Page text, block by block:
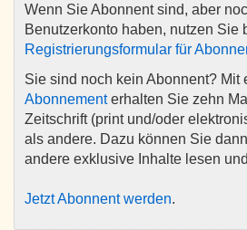
Wenn Sie Abonnent sind, aber
Benutzerkonto haben, nutzen Sie
Registrierungsformular für
Sie sind noch kein Abonnent? Mit
Abonnementerhalten Sie zehn
Zeitschrift (print und/oder
als andere. Dazu können Sie
andere exklusive Inhalte lesen
Jetzt Abonnent werden.